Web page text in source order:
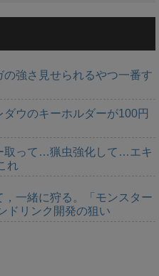
の強さ見せられるやつ一番す
ダウのキーホルダーが100円
取って…猟虫強化して…エキ
れ
，一緒に狩る。「モンスター
ドリンク開発の狙い